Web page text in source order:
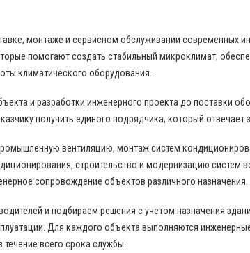
монтаже и сервисном обслуживании
помогают создать стабильный микроклимат,
климатического оборудования.
и разработки инженерного проекта до поставки
получить единого подрядчика, который отвечает
вентиляцию, монтаж систем
строительство и модернизацию систем
сопровождение объектов различного назначения.
и подбираем решения с учетом назначения
Для каждого объекта выполняются
всего срока службы.